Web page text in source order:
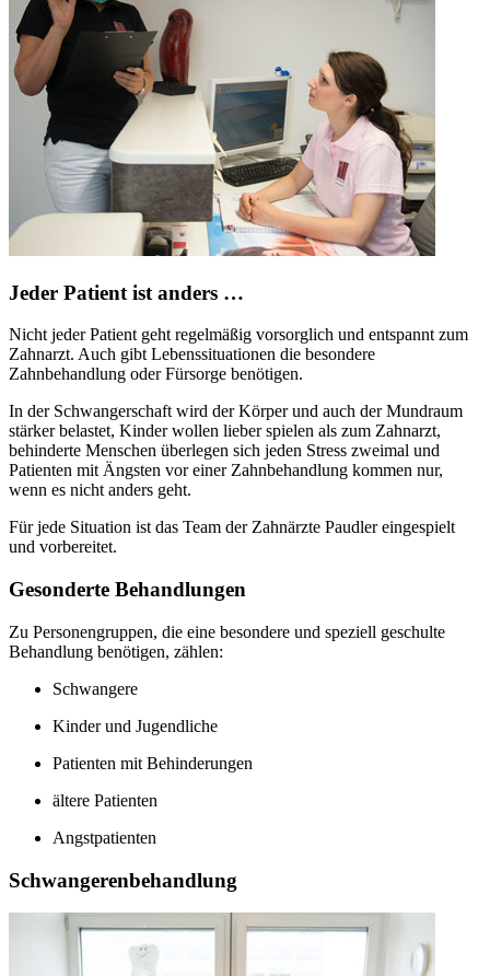
Jeder Patient ist anders …
Nicht jeder Patient geht regelmäßig vorsorglich und entspannt zum
Zahnarzt. Auch gibt Lebenssituationen die besondere
Zahnbehandlung oder Fürsorge benötigen.
In der Schwangerschaft wird der Körper und auch der Mundraum
stärker belastet, Kinder wollen lieber spielen als zum Zahnarzt,
behinderte Menschen überlegen sich jeden Stress zweimal und
Patienten mit Ängsten vor einer Zahnbehandlung kommen nur,
wenn es nicht anders geht.
Für jede Situation ist das Team der Zahnärzte Paudler eingespielt
und vorbereitet.
Gesonderte Behandlungen
Zu Personengruppen, die eine besondere und speziell geschulte
Behandlung benötigen, zählen:
Schwangere
Kinder und Jugendliche
Patienten mit Behinderungen
ältere Patienten
Angstpatienten
Schwangerenbehandlung